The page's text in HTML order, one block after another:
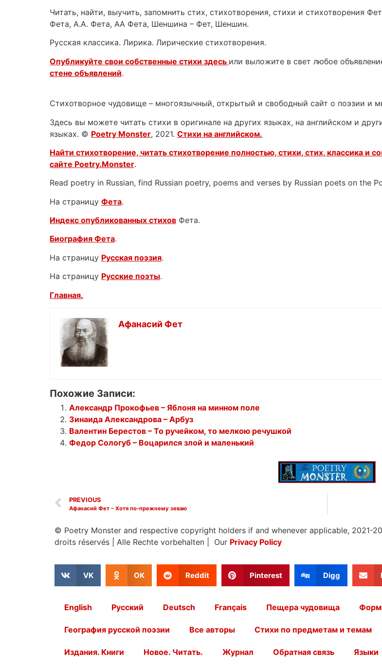
Читать, найти, выучить, запомнить стих, стихотворения, стихи и стихотворения
Фета, А.А. Фета, АА Фета, Шеншина – Фет, Шеншин.
Русская классика. Лирика. Лирические стихотворения.
Опубликуйте свои собственные стихи здесь или выложите в свет любое
стене объявлений.
Стихотворное чудовище – многоязычный, открытый и свободный сайт о поэзии и
Здесь вы можете читать стихи в оригинале на других языках, на английском и
языках. © Poetry Monster, 2021. Стихи на английском.
Найти стихотворение, читать стихотворение полностью, стихи, стих, классика и
сайте Poetry.Monster.
Read poetry in Russian, find Russian poetry, poems and verses by Russian poets on the
На страницу Фета.
Индекс опубликованных стихов Фета.
Биография Фета.
На страницу Русская поэзия.
На страницу Русские поэты.
Главная.
Афанасий Фет
Похожие Записи:
Александр Прокофьев – Яблоня на минном поле
Зинаида Александрова – Арбуз
Валентин Берестов – То ручейком, то мелкою речушкой
Федор Сологуб – Воцарился злой и маленький
PREVIOUS
Афанасий Фет – Хотя по-прежнему зеваю
© Poetry Monster and respective copyright holders if and whenever applicable, 2021-
droits réservés
Alle Rechte vorbehalten | Our Privacy Policy
VK OK Reddit Pinterest Digg
English Русский Deutsch Français Пещера чудовища
География русской поэзии Все авторы Стихи по предметам и темам
Издания. Книги Новое. Читать. Журнал Обратная связь Языки